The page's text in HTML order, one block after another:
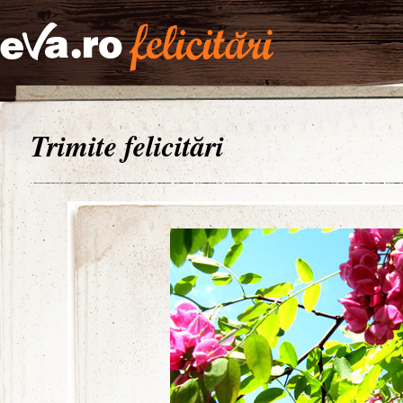
Trimite felicitări